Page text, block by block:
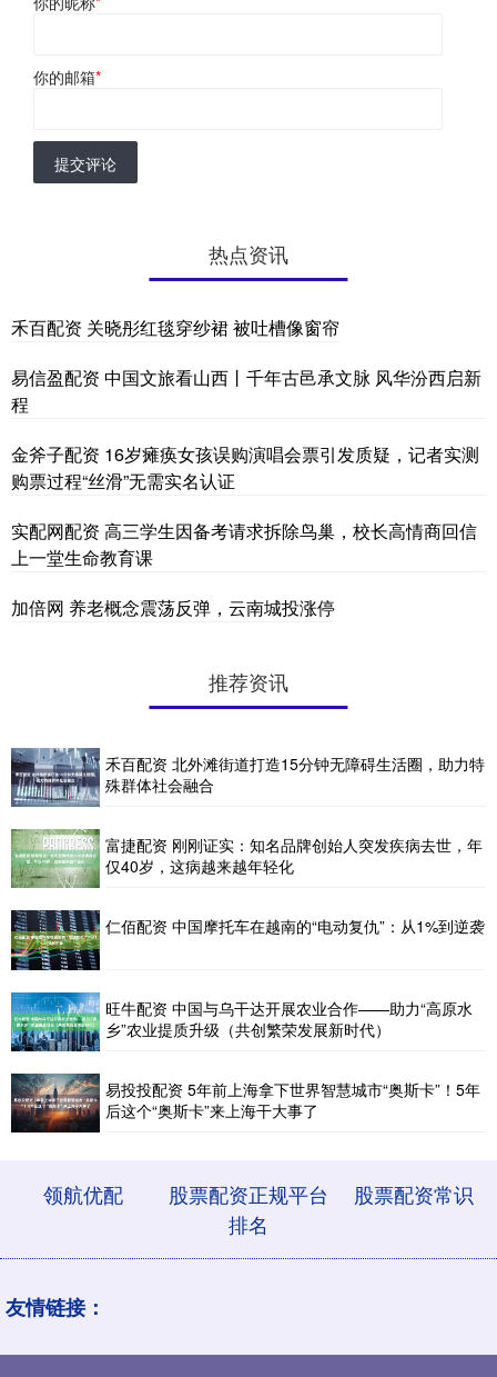
你的邮箱*
提交评论
热点资讯
禾百配资 关晓彤红毯穿纱裙 被吐槽像窗帘
易信盈配资 中国文旅看山西丨千年古邑承文脉 风华汾西启新
程
金斧子配资 16岁瘫痪女孩误购演唱会票引发质疑，记者实测
购票过程“丝滑”无需实名认证
实配网配资 高三学生因备考请求拆除鸟巢，校长高情商回信
上一堂生命教育课
加倍网 养老概念震荡反弹，云南城投涨停
推荐资讯
禾百配资 北外滩街道打造15分钟无障碍生活圈，助力特
殊群体社会融合
富捷配资 刚刚证实：知名品牌创始人突发疾病去世，年
仅40岁，这病越来越年轻化
仁佰配资 中国摩托车在越南的“电动复仇”：从1%到逆袭
旺牛配资 中国与乌干达开展农业合作——助力“高原水
乡”农业提质升级（共创繁荣发展新时代）
易投投配资 5年前上海拿下世界智慧城市“奥斯卡”！5年
后这个“奥斯卡”来上海干大事了
领航优配
股票配资正规平台
排名
股票配资常识
友情链接：